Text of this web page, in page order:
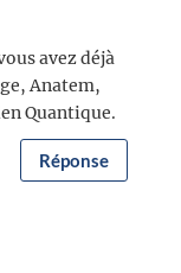
avez déjà
Anatem,
Quantique.
Réponse